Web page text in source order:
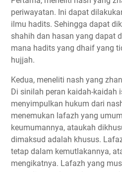
periwayatan. Ini dapat
ilmu hadits. Sehingga dapat
shahih dan hasan yang dapat
mana hadits yang dhaif yang
hujjah.
Kedua, meneliti nash yang
Di sinilah peran kaidah-kaidah
menyimpulkan hukum dari
menemukan lafazh yang
keumumannya, ataukah
dimaksud adalah khusus.
tetap dalam kemutlakannya,
mengikatnya. Lafazh yang